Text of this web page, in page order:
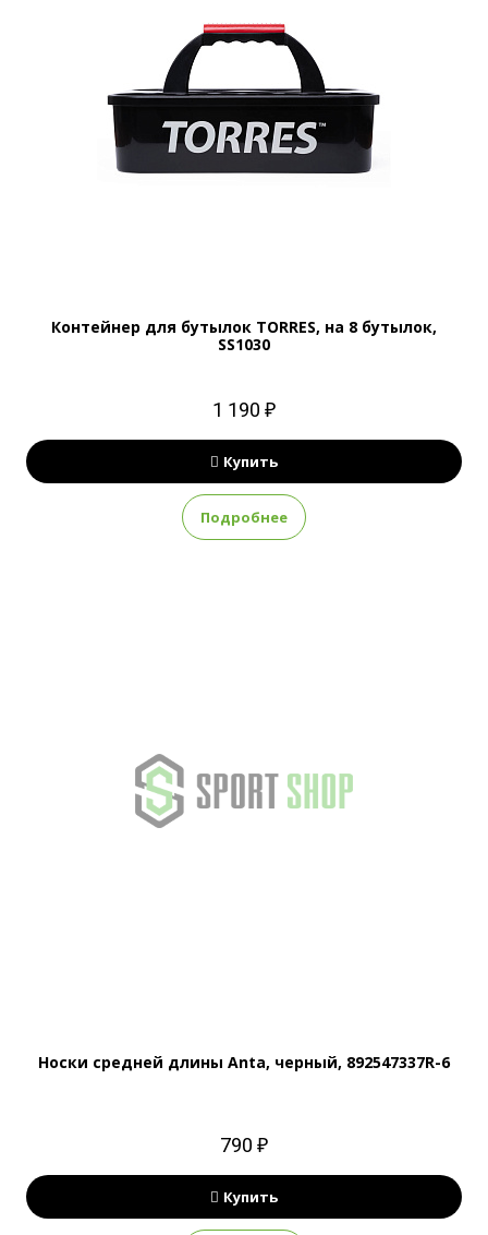
Контейнер для бутылок TORRES, на 8 бутылок,
SS1030
1 190 ₽
Купить
Подробнее
Носки средней длины Anta, черный, 892547337R-6
790 ₽
Купить